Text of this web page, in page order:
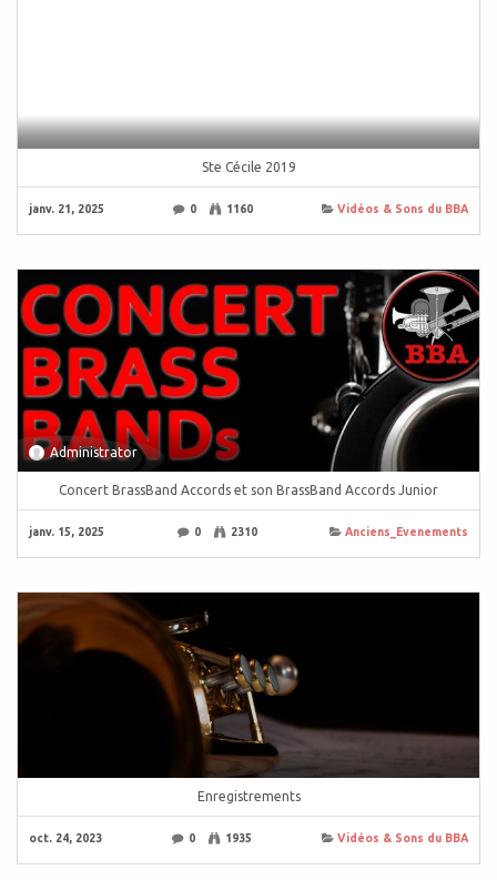
Ste Cécile 2019
janv. 21, 2025 0 1160 Vidéos & Sons du BBA
Administrator
Concert BrassBand Accords et son BrassBand Accords Junior
janv. 15, 2025 0 2310 Anciens_Evenements
Enregistrements
oct. 24, 2023 0 1935 Vidéos & Sons du BBA